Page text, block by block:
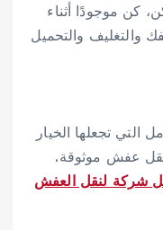
كن موجودًا أثناء
والتغليف والتحميل
التي تجعلها الخيار
نقل عفش موثوقة.
شركة لنقل العفش